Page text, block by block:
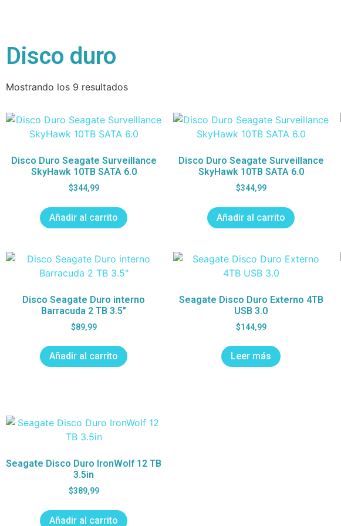
Disco duro
Mostrando los 9 resultados
Disco Duro Seagate Surveillance
SkyHawk 10TB SATA 6.0
$344,99
Añadir al carrito
Disco Duro Seagate Surveillance
SkyHawk 10TB SATA 6.0
$344,99
Añadir al carrito
Disco Seagate Duro interno
Barracuda 2 TB 3.5″
$89,99
Añadir al carrito
Seagate Disco Duro Externo 4TB
USB 3.0
$144,99
Leer más
Seagate Disco Duro IronWolf 12 TB
3.5in
$389,99
Añadir al carrito